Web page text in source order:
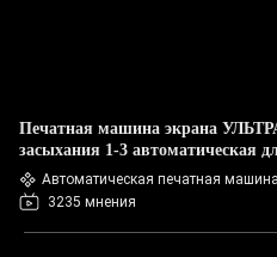
Печатная машина экрана
засыхания 1-3 автоматическая
Автоматическая печатная
3235 мнения